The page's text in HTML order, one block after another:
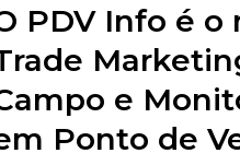
PDV Info é
e
Ponto de